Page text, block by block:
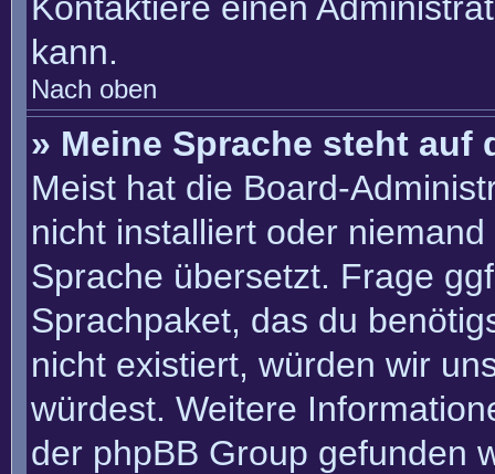
kann.
Nach oben
» Meine Sprache steht
Meist hat die Board-
nicht installiert oder
Sprache übersetzt. Frage
Sprachpaket, das du
nicht existiert, würden wir
würdest. Weitere
der phpBB Group gefunden